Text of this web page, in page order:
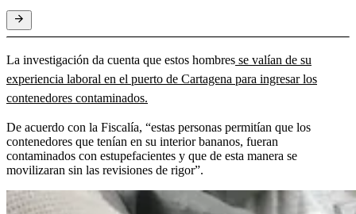
La investigación da cuenta que estos hombres se valían de su
experiencia laboral en el puerto de Cartagena para ingresar los
contenedores contaminados.
De acuerdo con la Fiscalía, “estas personas permitían que los
contenedores que tenían en su interior bananos, fueran
contaminados con estupefacientes y que de esta manera se
movilizaran sin las revisiones de rigor”.